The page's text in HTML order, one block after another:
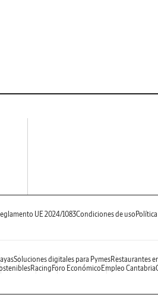
UE 2024/1083Condiciones de uso
Soluciones digitales para PymesRestaurantes
Racing Foro Económico Empleo Cantabria